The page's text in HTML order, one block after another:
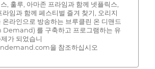
, 훌루, 아마존 프라임과 함께 넷플릭스,
라임과 함께 페스티벌 즐겨 찾기, 오리지
온라인으로 방송하는 브루클린 온 디맨드
를 구축하고 프로그램하는 유
가 되었습니
을 참조하십시오